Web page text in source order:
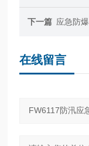
下一篇 应急防
在线留言